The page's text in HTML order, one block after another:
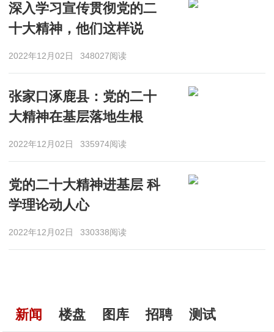
深入学习宣传贯彻党的二
十大精神，他们这样说
2022年12月02日 348027阅读
张家口涿鹿县：党的二十
大精神在基层落地生根
2022年12月02日 335974阅读
党的二十大精神进基层 科
学理论动人心
2022年12月02日 330338阅读
新闻 楼盘 图库 招聘 测试